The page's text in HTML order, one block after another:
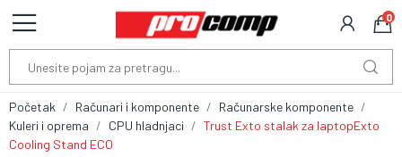
0
Početak Računari i komponente
Računarske komponente
Kuleri i oprema
CPU hladnjaci
Trust Exto stalak za laptopExto
Cooling Stand ECO